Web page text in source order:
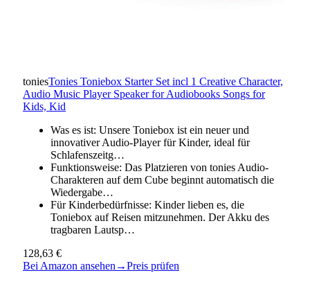
toniesTonies Toniebox Starter Set incl 1 Creative Character,
Audio Music Player Speaker for Audiobooks Songs for
Kids, Kid
Was es ist: Unsere Toniebox ist ein neuer und
innovativer Audio-Player für Kinder, ideal für
Schlafenszeitg…
Funktionsweise: Das Platzieren von tonies Audio-
Charakteren auf dem Cube beginnt automatisch die
Wiedergabe…
Für Kinderbedürfnisse: Kinder lieben es, die
Toniebox auf Reisen mitzunehmen. Der Akku des
tragbaren Lautsp…
128,63 €
Bei Amazon ansehen →Preis prüfen